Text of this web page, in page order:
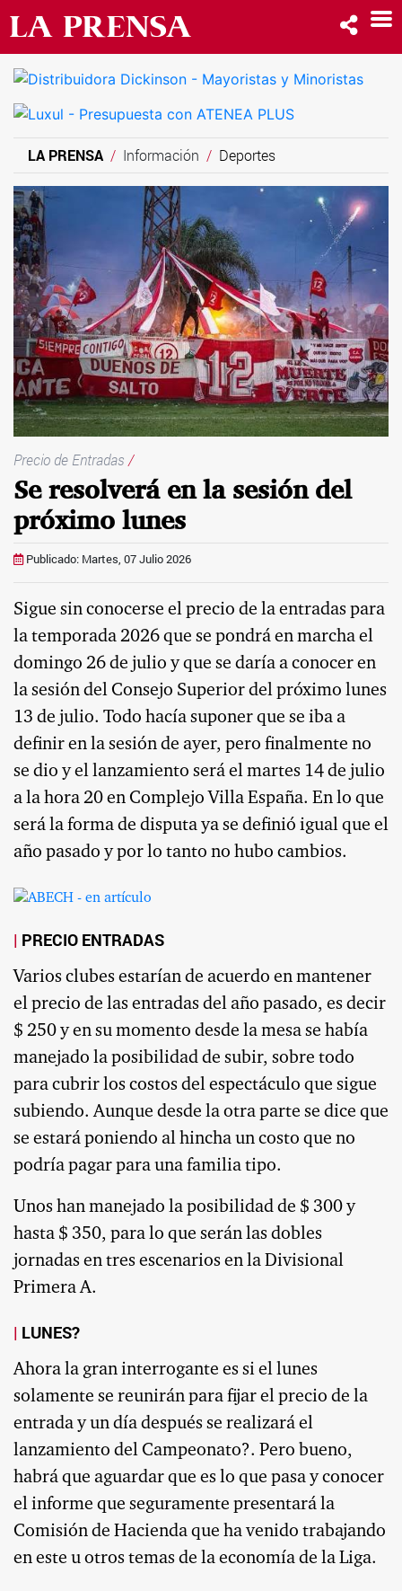
LA PRENSA Información Deportes
Precio de Entradas /
Se resolverá en la sesión del
próximo lunes
Publicado: Martes, 07 Julio 2026
Sigue sin conocerse el precio de la entradas para
la temporada 2026 que se pondrá en marcha el
domingo 26 de julio y que se daría a conocer en
la sesión del Consejo Superior del próximo lunes
13 de julio. Todo hacía suponer que se iba a
definir en la sesión de ayer, pero finalmente no
se dio y el lanzamiento será el martes 14 de julio
a la hora 20 en Complejo Villa España. En lo que
será la forma de disputa ya se definió igual que el
año pasado y por lo tanto no hubo cambios.
PRECIO ENTRADAS
Varios clubes estarían de acuerdo en mantener
el precio de las entradas del año pasado, es decir
$ 250 y en su momento desde la mesa se había
manejado la posibilidad de subir, sobre todo
para cubrir los costos del espectáculo que sigue
subiendo. Aunque desde la otra parte se dice que
se estará poniendo al hincha un costo que no
podría pagar para una familia tipo.
Unos han manejado la posibilidad de $ 300 y
hasta $ 350, para lo que serán las dobles
jornadas en tres escenarios en la Divisional
Primera A.
LUNES?
Ahora la gran interrogante es si el lunes
solamente se reunirán para fijar el precio de la
entrada y un día después se realizará el
lanzamiento del Campeonato?. Pero bueno,
habrá que aguardar que es lo que pasa y conocer
el informe que seguramente presentará la
Comisión de Hacienda que ha venido trabajando
en este u otros temas de la economía de la Liga.